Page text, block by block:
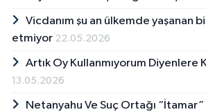
Vicdanım şu an ülkemde yaşanan
etmiyor 22.05.2026
Artık Oy Kullanmıyorum Diyenlere
13.05.2026
Netanyahu Ve Suç Ortağı “İtamar”